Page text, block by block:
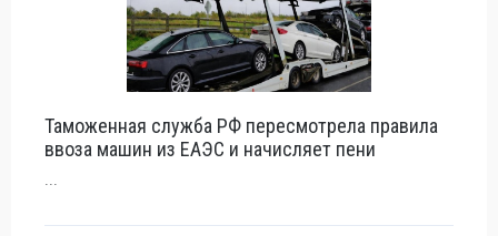
Таможенная служба РФ пересмотрела правила
ввоза машин из ЕАЭС и начисляет пени